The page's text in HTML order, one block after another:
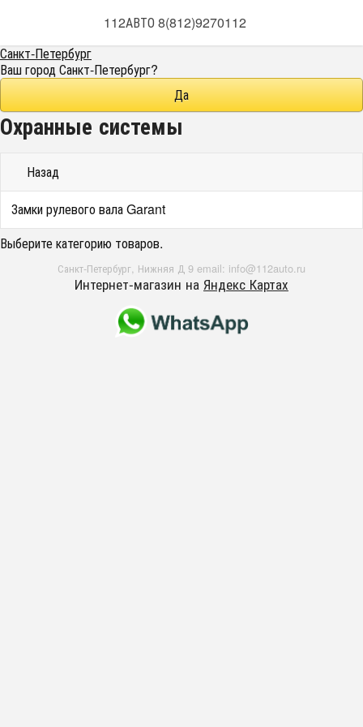
112АВТО 8(812)9270112
Санкт-Петербург
Ваш городСанкт-Петербург?
Охранные системы
Назад
Замки рулевого вала Garant
Выберите категорию товаров.
Санкт-Петербург, Нижняя Д 9 email: info@112auto.ru
Интернет-магазин на Яндекс Картах